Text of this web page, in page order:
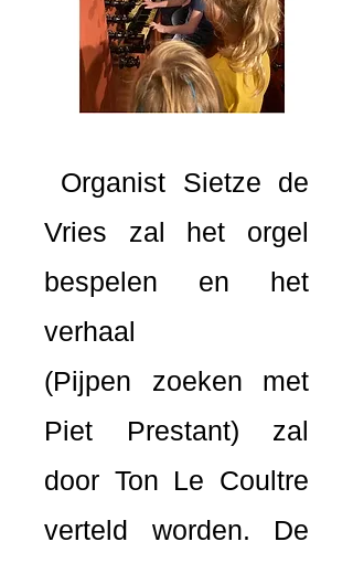
Organist Sietze de
Vries zal het orgel
bespelen en het
verhaal
(Pijpen zoeken met
Piet Prestant) zal
door Ton Le Coultre
verteld worden. De